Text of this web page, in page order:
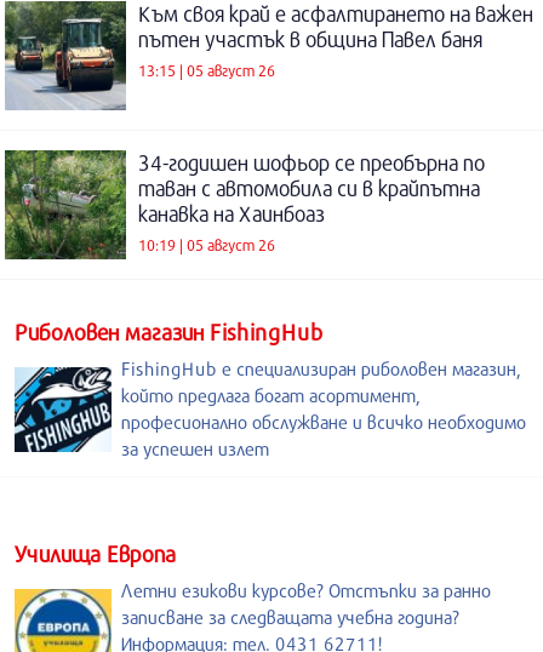
Към своя край е асфалтирането на важен
пътен участък в община Павел баня
13:15 | 05 август 26
34-годишен шофьор се преобърна по
таван с автомобила си в крайпътна
канавка на Хаинбоаз
10:19 | 05 август 26
Риболовен магазин FishingHub
FishingHub е специализиран риболовен магазин,
който предлага богат асортимент,
професионално обслужване и всичко необходимо
за успешен излет
Училища Европа
Летни езикови курсове? Отстъпки за ранно
записване за следващата учебна година?
Информация: тел. 0431 62711!